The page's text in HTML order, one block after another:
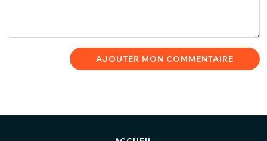
AJOUTER MON COMMENTAIRE